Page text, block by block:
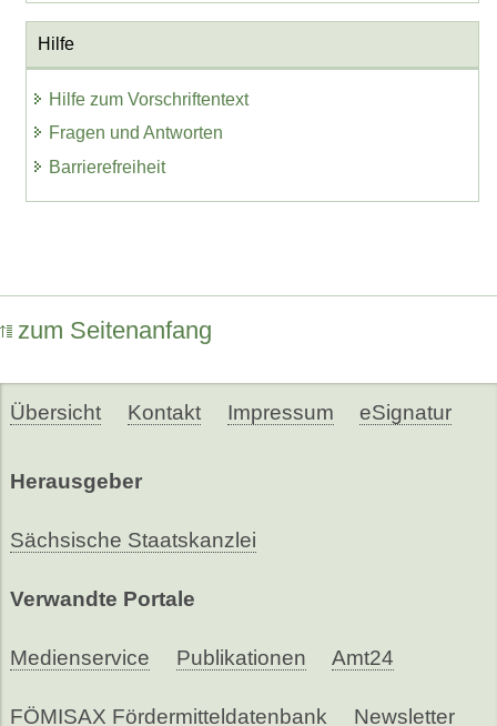
Hilfe
Hilfe zum Vorschriftentext
Fragen und Antworten
Barrierefreiheit
zum Seitenanfang
Übersicht Kontakt Impressum eSignatur
Herausgeber
Sächsische Staatskanzlei
Verwandte Portale
Medienservice Publikationen Amt24
FÖMISAX Fördermitteldatenbank Newsletter